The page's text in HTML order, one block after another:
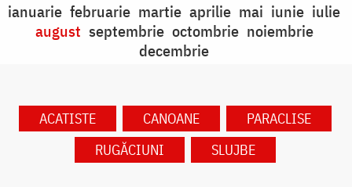
ianuarie februarie martie aprilie mai iunie iulie
august septembrie octombrie noiembrie
decembrie
ACATISTE CANOANE
PARACLISE
RUGĂCIUNI
SLUJBE